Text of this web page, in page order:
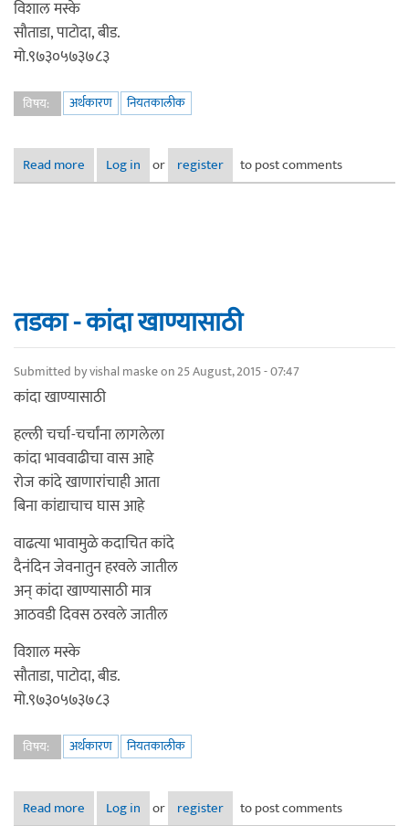
विशाल मस्के
सौताडा, पाटोदा, बीड.
मो.९७३०५७३७८३
विषय: अर्थकारण नियतकालीक
Read more about तडका - प्रॉपर्टी
Log in or register to post comments
तडका - कांदा खाण्यासाठी
Submitted byvishal maskeon 25 August, 2015 - 07:47
कांदा खाण्यासाठी
हल्ली चर्चा-चर्चांना लागलेला
कांदा भाववाढीचा वास आहे
रोज कांदे खाणारांचाही आता
बिना कांद्याचाच घास आहे
वाढत्या भावामुळे कदाचित कांदे
दैनंदिन जेवनातुन हरवले जातील
अन् कांदा खाण्यासाठी मात्र
आठवडी दिवस ठरवले जातील
विशाल मस्के
सौताडा, पाटोदा, बीड.
मो.९७३०५७३७८३
विषय: अर्थकारण नियतकालीक
Read more about तडका - कांदा खाण्यासाठी
Log in or register to post comments